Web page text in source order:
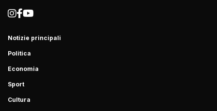
Notizie principali
Politica
Economia
Sport
Cultura